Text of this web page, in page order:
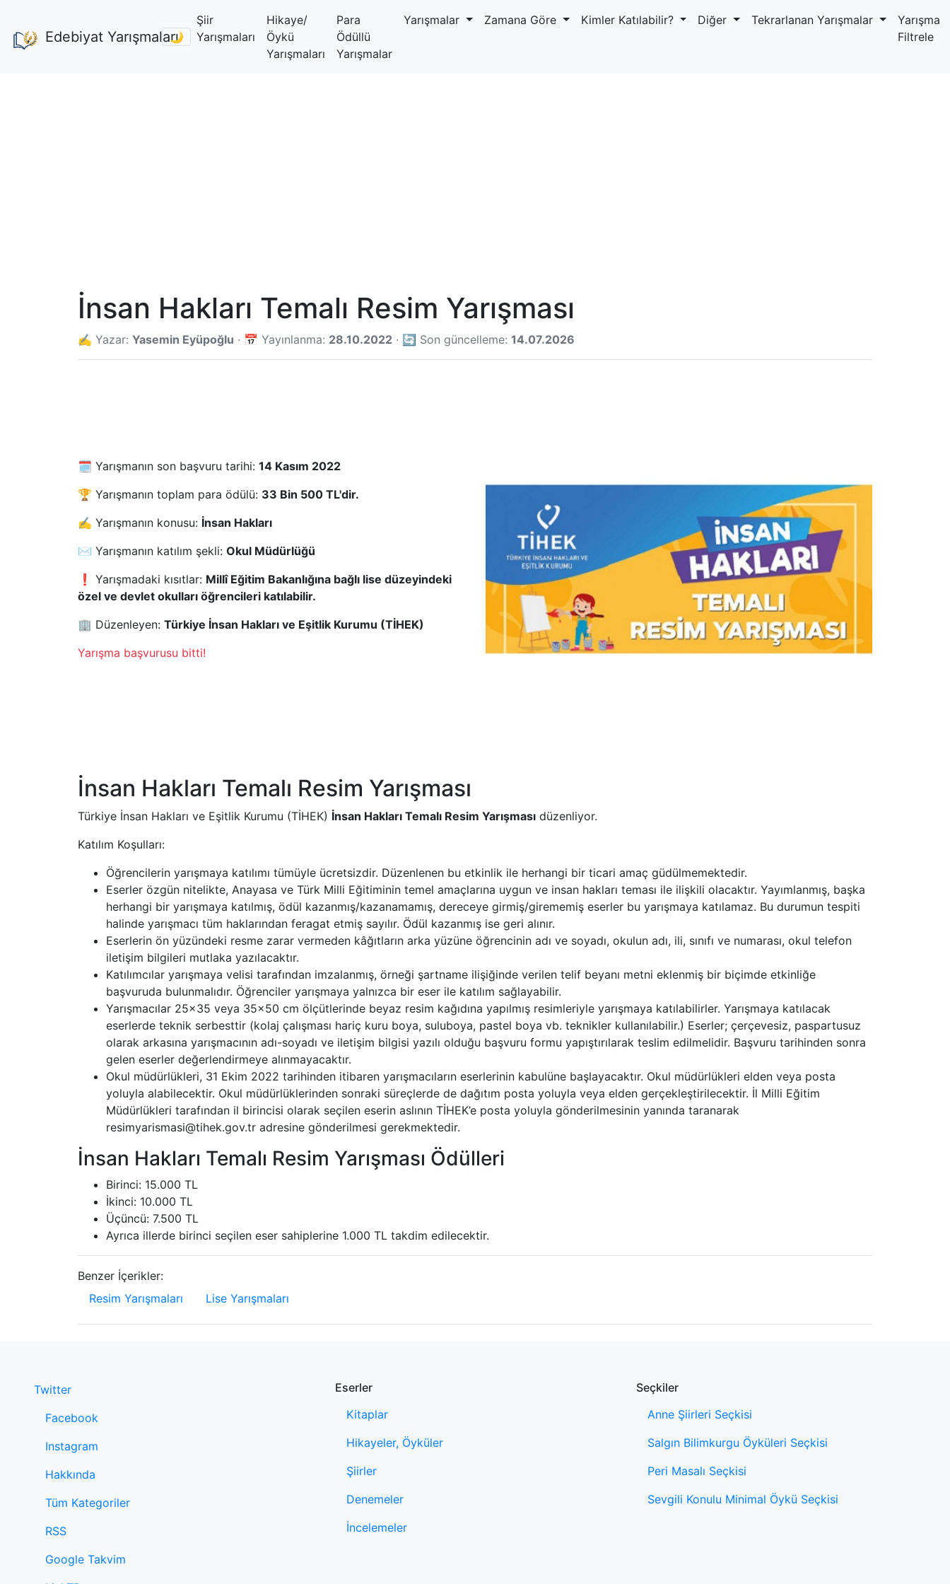
Edebiyat Yarışmaları
🌙
Şiir
Yarışmaları
Hikaye/
Öykü
Yarışmaları
Para
Ödüllü
Yarışmalar
Yarışmalar Zamana Göre Kimler Katılabilir? Diğer Tekrarlanan Yarışmalar
Yarışma
Filtrele
İnsan Hakları Temalı Resim Yarışması
✍️ Yazar: Yasemin Eyüpoğlu · 📅 Yayınlanma: 28.10.2022 · 🔄 Son güncelleme: 14.07.2026
🗓️ Yarışmanın son başvuru tarihi: 14 Kasım 2022
🏆 Yarışmanın toplam para ödülü: 33 Bin 500 TL'dir.
✍️ Yarışmanın konusu: İnsan Hakları
✉️ Yarışmanın katılım şekli: Okul Müdürlüğü
❗ Yarışmadaki kısıtlar: Millî Eğitim Bakanlığına bağlı lise düzeyindeki
özel ve devlet okulları öğrencileri katılabilir.
🏢 Düzenleyen: Türkiye İnsan Hakları ve Eşitlik Kurumu (TİHEK)
Yarışma başvurusu bitti!
İnsan Hakları Temalı Resim Yarışması
Türkiye İnsan Hakları ve Eşitlik Kurumu (TİHEK) İnsan Hakları Temalı Resim Yarışması düzenliyor.
Katılım Koşulları:
Öğrencilerin yarışmaya katılımı tümüyle ücretsizdir. Düzenlenen bu etkinlik ile herhangi bir ticari amaç güdülmemektedir.
Eserler özgün nitelikte, Anayasa ve Türk Milli Eğitiminin temel amaçlarına uygun ve insan hakları teması ile ilişkili olacaktır. Yayımlanmış, başka
herhangi bir yarışmaya katılmış, ödül kazanmış/kazanamamış, dereceye girmiş/girememiş eserler bu yarışmaya katılamaz. Bu durumun tespiti
halinde yarışmacı tüm haklarından feragat etmiş sayılır. Ödül kazanmış ise geri alınır.
Eserlerin ön yüzündeki resme zarar vermeden kâğıtların arka yüzüne öğrencinin adı ve soyadı, okulun adı, ili, sınıfı ve numarası, okul telefon
iletişim bilgileri mutlaka yazılacaktır.
Katılımcılar yarışmaya velisi tarafından imzalanmış, örneği şartname ilişiğinde verilen telif beyanı metni eklenmiş bir biçimde etkinliğe
başvuruda bulunmalıdır. Öğrenciler yarışmaya yalnızca bir eser ile katılım sağlayabilir.
Yarışmacılar 25x35 veya 35x50 cm ölçütlerinde beyaz resim kağıdına yapılmış resimleriyle yarışmaya katılabilirler. Yarışmaya katılacak
eserlerde teknik serbesttir (kolaj çalışması hariç kuru boya, suluboya, pastel boya vb. teknikler kullanılabilir.) Eserler; çerçevesiz, paspartusuz
olarak arkasına yarışmacının adı-soyadı ve iletişim bilgisi yazılı olduğu başvuru formu yapıştırılarak teslim edilmelidir. Başvuru tarihinden sonra
gelen eserler değerlendirmeye alınmayacaktır.
Okul müdürlükleri, 31 Ekim 2022 tarihinden itibaren yarışmacıların eserlerinin kabulüne başlayacaktır. Okul müdürlükleri elden veya posta
yoluyla alabilecektir. Okul müdürlüklerinden sonraki süreçlerde de dağıtım posta yoluyla veya elden gerçekleştirilecektir. İl Milli Eğitim
Müdürlükleri tarafından il birincisi olarak seçilen eserin aslının TİHEK’e posta yoluyla gönderilmesinin yanında taranarak
resimyarismasi@tihek.gov.tr adresine gönderilmesi gerekmektedir.
İnsan Hakları Temalı Resim Yarışması Ödülleri
Birinci: 15.000 TL
İkinci: 10.000 TL
Üçüncü: 7.500 TL
Ayrıca illerde birinci seçilen eser sahiplerine 1.000 TL takdim edilecektir.
Benzer İçerikler:
Resim Yarışmaları
Lise Yarışmaları
Twitter
Facebook
Instagram
Hakkında
Tüm Kategoriler
RSS
Google Takvim
Eserler
Kitaplar
Hikayeler, Öyküler
Şiirler
Denemeler
İncelemeler
Seçkiler
Anne Şiirleri Seçkisi
Salgın Bilimkurgu Öyküleri Seçkisi
Peri Masalı Seçkisi
Sevgili Konulu Minimal Öykü Seçkisi